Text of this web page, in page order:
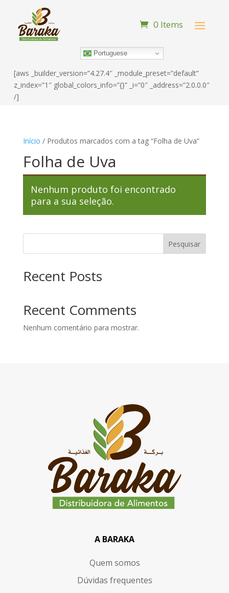
0 Items
Portuguese
[aws _builder_version=”4.27.4″ _module_preset=”default”
z_index=”1″ global_colors_info=”{}” _i=”0″ _address=”2.0.0.0″
/]
Início / Produtos marcados com a tag “Folha de Uva”
Folha de Uva
Nenhum produto foi encontrado
para a sua seleção.
Pesquisar
Recent Posts
Recent Comments
Nenhum comentário para mostrar.
A BARAKA
Quem somos
Dúvidas frequentes